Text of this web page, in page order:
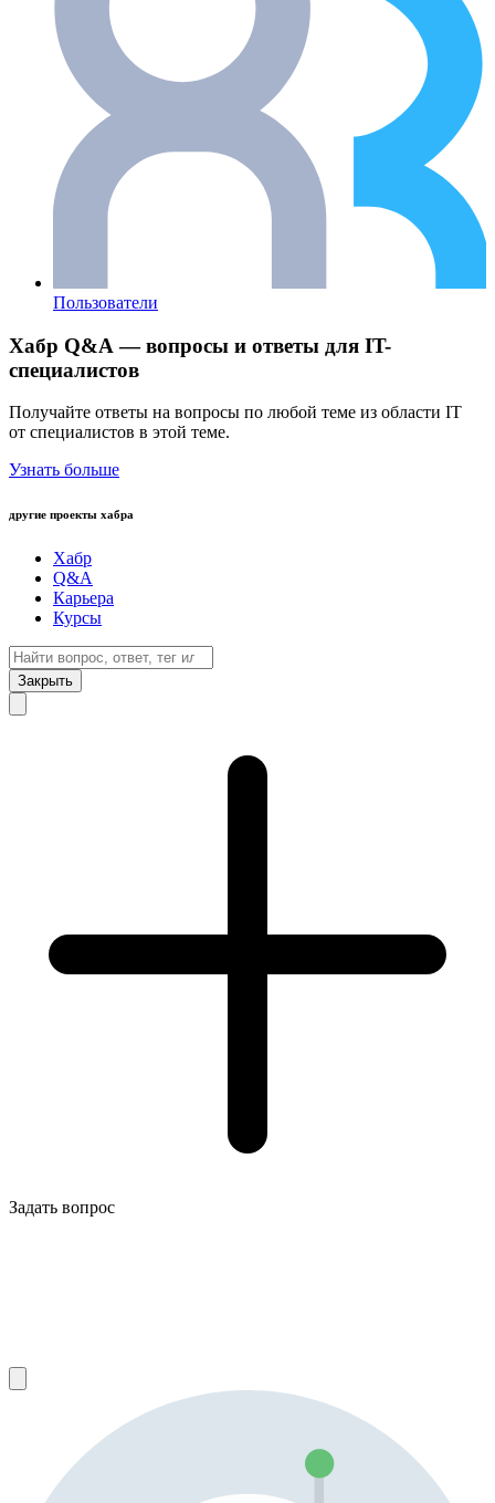
Пользователи
Хабр Q&A — вопросы и ответы для IT-
специалистов
Получайте ответы на вопросы по любой теме из области IT
от специалистов в этой теме.
Узнать больше
другие проекты хабра
Хабр
Q&A
Карьера
Курсы
Закрыть
Задать вопрос